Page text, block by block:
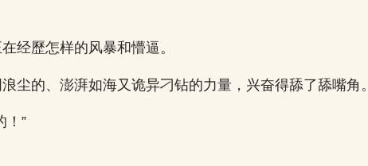
经歷怎样的风暴和懵逼。
尘的、澎湃如海又诡异刁钻的力量，兴奋得舔了舔嘴角。
！”